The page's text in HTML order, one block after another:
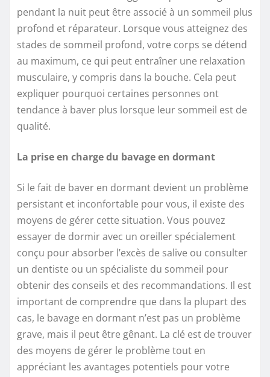
pendant la nuit peut être associé à un sommeil plus
profond et réparateur. Lorsque vous atteignez des
stades de sommeil profond, votre corps se détend
au maximum, ce qui peut entraîner une relaxation
musculaire, y compris dans la bouche. Cela peut
expliquer pourquoi certaines personnes ont
tendance à baver plus lorsque leur sommeil est de
qualité.
La prise en charge du bavage en dormant
Si le fait de baver en dormant devient un problème
persistant et inconfortable pour vous, il existe des
moyens de gérer cette situation. Vous pouvez
essayer de dormir avec un oreiller spécialement
conçu pour absorber l’excès de salive ou consulter
un dentiste ou un spécialiste du sommeil pour
obtenir des conseils et des recommandations. Il est
important de comprendre que dans la plupart des
cas, le bavage en dormant n’est pas un problème
grave, mais il peut être gênant. La clé est de trouver
des moyens de gérer le problème tout en
appréciant les avantages potentiels pour votre